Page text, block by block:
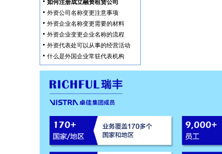
如何注册成立融资租赁公司
外资公司名称变更注意事项
外资企业名称变更需要的材料
外资企业变更企业名称的流程
外资代表处可以从事的经营活动
什么是外国企业常驻代表机构